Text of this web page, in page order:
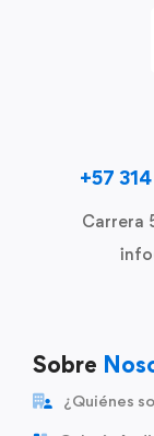
+57
Carrera
Sobre
¿Quiénes